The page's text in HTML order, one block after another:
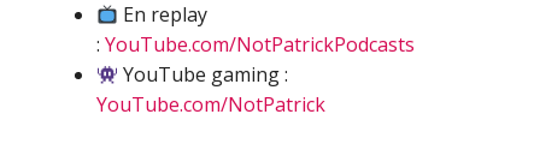
En replay
: YouTube.com/NotPatrickPodcasts
YouTube gaming :
YouTube.com/NotPatrick